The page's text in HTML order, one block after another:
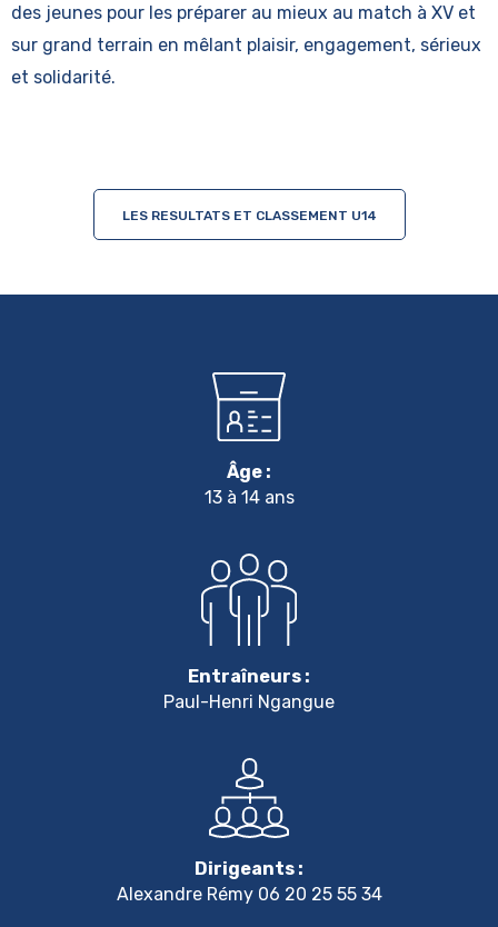
des jeunes pour les préparer au mieux au match à XV et
sur grand terrain en mêlant plaisir, engagement, sérieux
et solidarité.
LES RESULTATS ET CLASSEMENT U14
Âge :
13 à 14 ans
Entraîneurs :
Paul-Henri Ngangue
Dirigeants :
Alexandre Rémy 06 20 25 55 34